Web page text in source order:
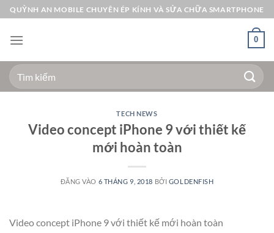
Bỏ
qua
nội
QUỲNH AN MOBILE CHUYÊN ÉP KÍNH VÀ SỬA CHỮA SMARTPHONE
0
Tìm
kiếm:
TECH NEWS
Video concept iPhone 9 với thiết kế
mới hoàn toàn
ĐĂNG VÀO 6 THÁNG 9, 2018 BỞI GOLDENFISH
Video concept iPhone 9 với thiết kế mới hoàn toàn